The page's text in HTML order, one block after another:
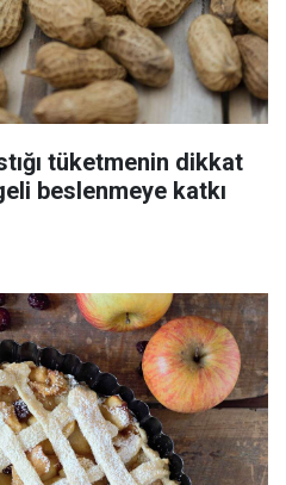
tüketmenin dikkat
beslenmeye katkı